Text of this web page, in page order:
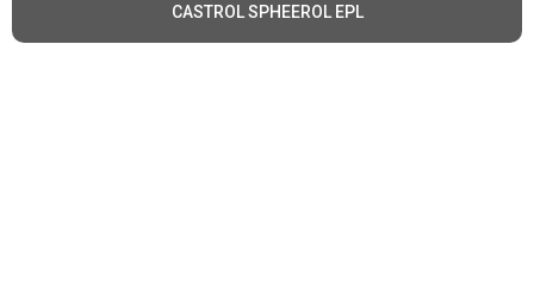
CASTROL SPHEEROL EPL